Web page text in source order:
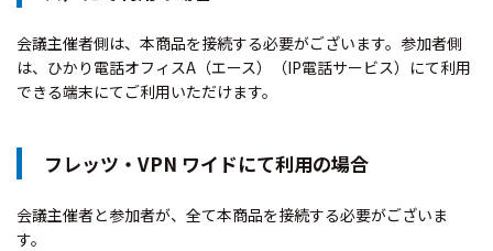
会議主催者側は、本商品を接続する必要がございます。参加者側
は、ひかり電話オフィスA（エース）（IP電話サービス）にて利用
できる端末にてご利用いただけます。
フレッツ・VPN ワイドにて利用の場合
会議主催者と参加者が、全て本商品を接続する必要がございま
す。